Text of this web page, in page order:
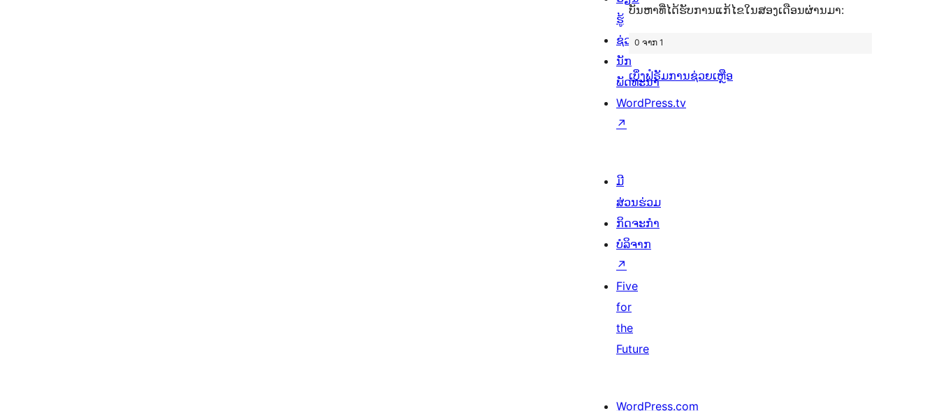
ລາຍການ
1
ລາຍການ
ບັນຫາທີ່ໄດ້ຮັບການແກ້ໄຂໃນສອງເດືອນຜ່ານມາ:
0 ຈາກ 1
ເບິ່ງຟໍຣັມການຊ່ວຍເຫຼືອ
ຮູ້
ຊ່ວຍເຫຼືອ
ນັກ
ພັດທະນາ
WordPress.tv
↗
ມີ
ສ່ວນຮ່ວມ
ກິດຈະກຳ
ບໍລິຈາກ
↗
Five
for
the
Future
WordPress.com